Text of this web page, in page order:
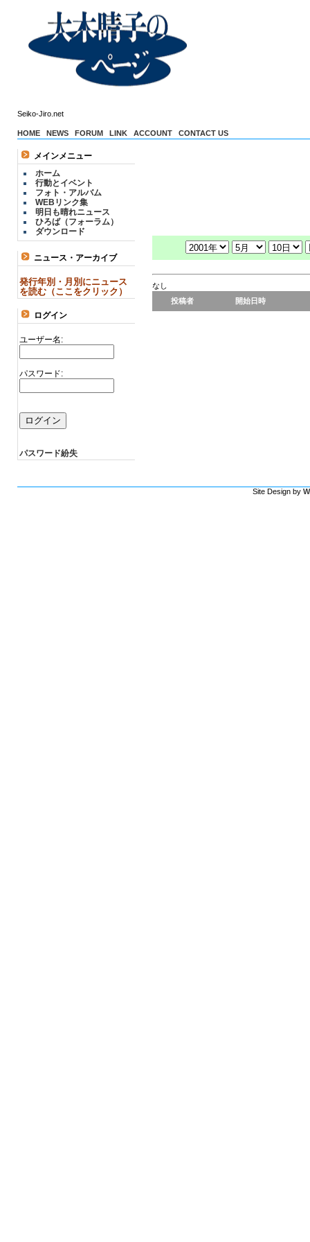
Seiko-Jiro.net
HOME NEWS FORUM LINK ACCOUNT CONTACT US
メインメニュー
ホーム
行動とイベント
フォト・アルバム
WEBリンク集
明日も晴れニュース
ひろば（フォーラム）
ダウンロード
ニュース・アーカイブ
発行年別・月別にニュース
を読む（ここをクリック）
ログイン
ユーザー名:
パスワード:
パスワード紛失
なし
投稿者
開始日時
Site Design by